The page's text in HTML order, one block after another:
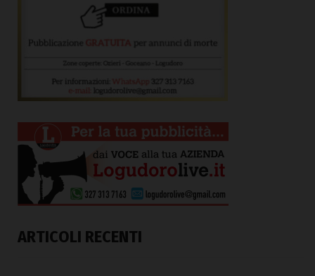
ARTICOLI RECENTI